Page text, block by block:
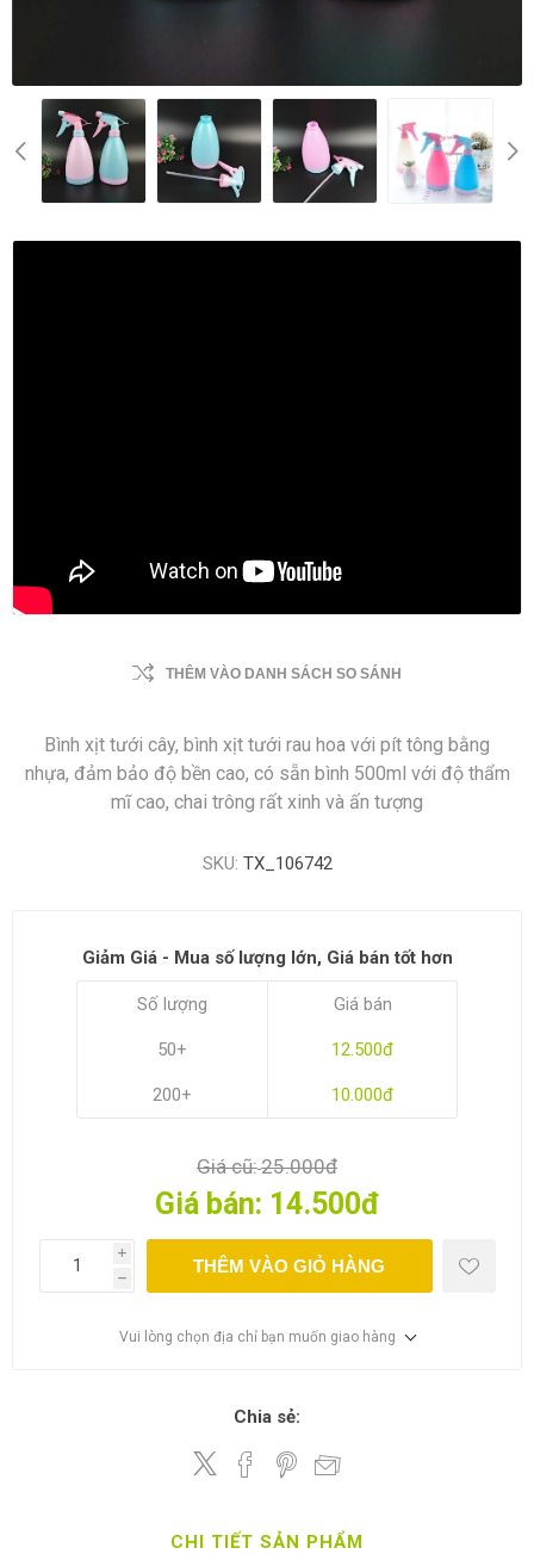
THÊM VÀO DANH SÁCH SO SÁNH
Bình xịt tưới cây, bình xịt tưới rau hoa với pít tông bằng
nhựa, đảm bảo độ bền cao, có sẵn bình 500ml với độ thẩm
mĩ cao, chai trông rất xinh và ấn tượng
SKU: TX_106742
Giảm Giá - Mua số lượng lớn, Giá bán tốt hơn
Số lượng
50+
200+
Giá bán
12.500đ
10.000đ
Giá cũ:25.000đ
Giá bán: 14.500đ
i
h
THÊM VÀO GIỎ HÀNG
Vui lòng chọn địa chỉ bạn muốn giao hàng
Chia sẻ:
CHI TIẾT SẢN PHẨM